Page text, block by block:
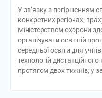
У зв’язку з погіршенням
конкретних регіонах,
Міністерством охорони
організувати освітній
середньої освіти для
технологій
протягом двох тижнів; у